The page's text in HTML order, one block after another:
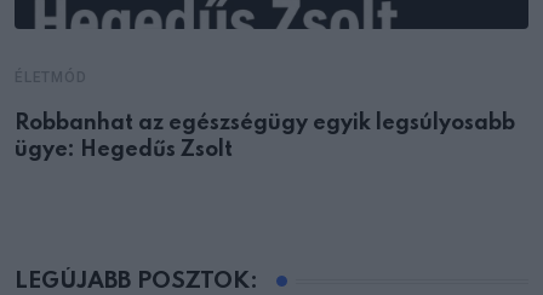
Robbanhat az egészségügy egyik legsúlyosabb
ügye: Hegedűs Zsolt
LEGÚJABB POSZTOK: